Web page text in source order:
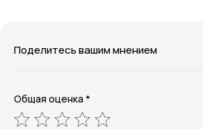
Поделитесь вашим мнением
Общая оценка *